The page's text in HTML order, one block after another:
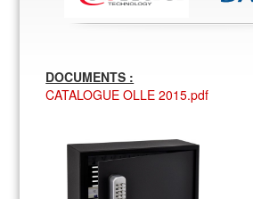
DOCUMENTS :
CATALOGUE OLLE 2015.pdf